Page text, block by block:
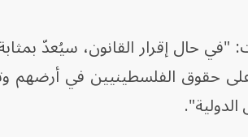
حال إقرار القانون، سيُعدّ
حقوق الفلسطينيين في أرضهم